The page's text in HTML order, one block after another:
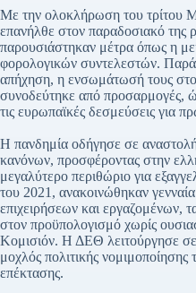
Με την ολοκλήρωση του τρίτου
επανήλθε στον παραδοσιακό της
παρουσιάστηκαν μέτρα όπως η
φορολογικών συντελεστών. Παρά
απήχηση, η ενσωμάτωσή τους
συνοδεύτηκε από προσαρμογές,
τις ευρωπαϊκές δεσμεύσεις για
Η πανδημία οδήγησε σε
κανόνων, προσφέροντας στην
μεγαλύτερο περιθώριο για
του 2021, ανακοινώθηκαν
επιχειρήσεων και εργαζομένων,
στον προϋπολογισμό χωρίς
Κομισιόν. Η ΔΕΘ λειτούργησε σε
μοχλός πολιτικής νομιμοποίησης
επέκτασης.